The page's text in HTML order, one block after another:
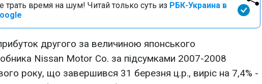
трать время на шум! Читай только суть из РБК-Украина в
другого за величиною японського
Nissan Motor Co. за підсумками 2007-2008
року, що завершився 31 березня ц.р., виріс на 7,4% -